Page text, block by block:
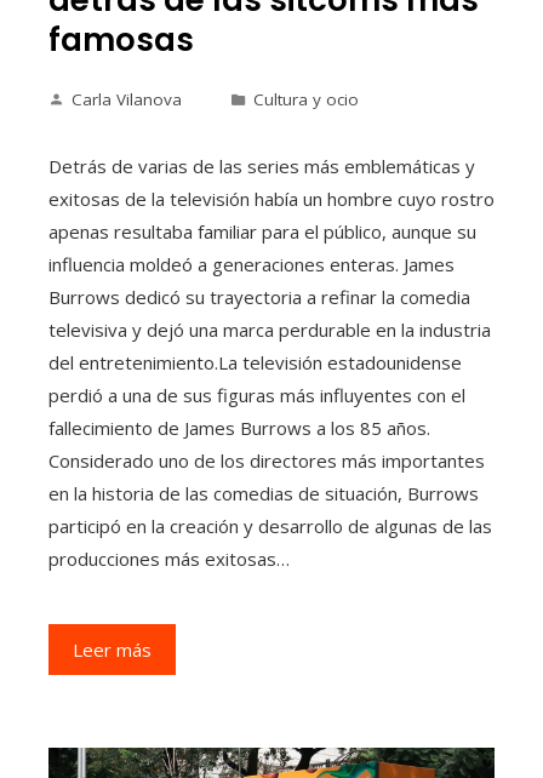
famosas
Carla Vilanova Cultura y ocio
Detrás de varias de las series más emblemáticas y
exitosas de la televisión había un hombre cuyo rostro
apenas resultaba familiar para el público, aunque su
influencia moldeó a generaciones enteras. James
Burrows dedicó su trayectoria a refinar la comedia
televisiva y dejó una marca perdurable en la industria
del entretenimiento.La televisión estadounidense
perdió a una de sus figuras más influyentes con el
fallecimiento de James Burrows a los 85 años.
Considerado uno de los directores más importantes
en la historia de las comedias de situación, Burrows
participó en la creación y desarrollo de algunas de las
producciones más exitosas…
Leer más